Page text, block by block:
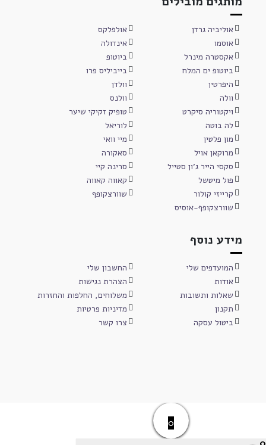
אוליביה גרדן
אולפלקס
אוסמו
אינדולה
אקסטרה מינרל
ביוטופ
ביוטופ ים המלח
בייביליס פרו
היפרטין
וולדן
וולה
וולנס
ויקטוריה סיקרט
טופיק זקיקי שיער
לה בוטה
לוריאל
מון פלטין
מיי וואי
מרוקאן אויל
סאקורה
סקסי הייר ג'ון סטייל
סרינה קיי
פול מיטשל
קאווה קאווה
קרייזי קולור
שוורצקופף
שוורצקופף-אוסיס
מידע נוסף
המועדפים שלי
החשבון שלי
אודות
הצהרת נגישות
שאלות ותשובות
משלוחים, החלפות והחזרות
תקנון
מדיניות פרטיות
ביטול עסקה
צרו קשר
0